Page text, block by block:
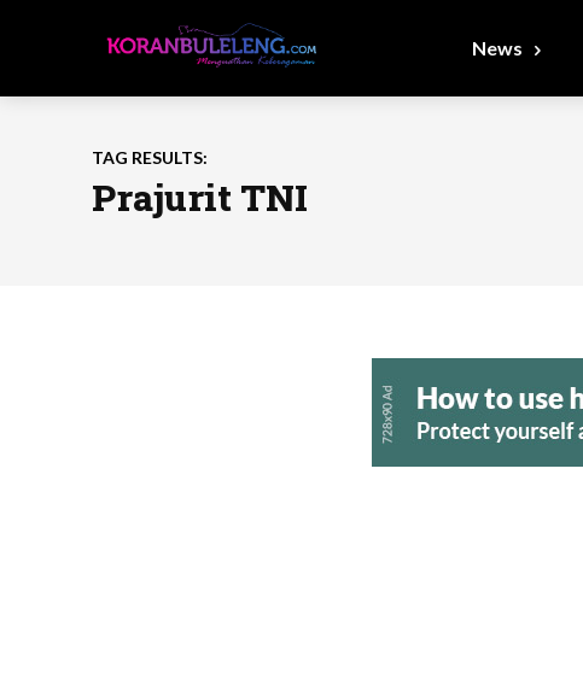
News
TAG RESULTS:
Prajurit TNI